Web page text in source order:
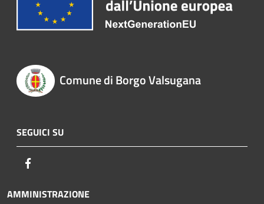
Comune di Borgo Valsugana
SEGUICI SU
AMMINISTRAZIONE